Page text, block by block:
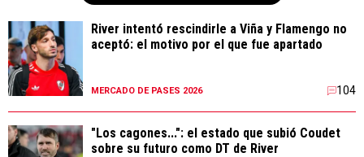
River intentó rescindirle a Viña y Flamengo no
aceptó: el motivo por el que fue apartado
MERCADO DE PASES 2026 104
"Los cagones...": el estado que subió Coudet
sobre su futuro como DT de River